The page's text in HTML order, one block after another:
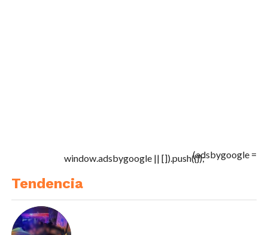
(adsbygoogle =
window.adsbygoogle || []).push({});
Tendencia